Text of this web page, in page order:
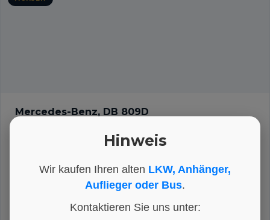
Hinweis
Wir kaufen Ihren alten LKW, Anhänger,
Auflieger oder Bus.
Kontaktieren Sie uns unter:
Mercedes-Benz, DB 809D
KATEGORIE
Achsen
ARTIKEL-NR.